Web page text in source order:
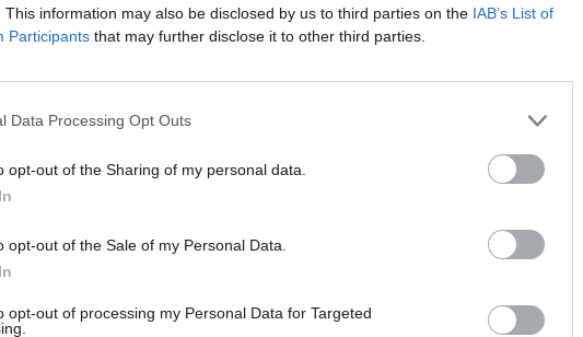
This information may also be disclosed by us to third parties on the IAB’s List of
Participants that may further disclose it to other third parties.
Data Processing Opt Outs
opt-out of the Sharing of my personal data.
opt-out of the Sale of my Personal Data.
opt-out of processing my Personal Data for Targeted